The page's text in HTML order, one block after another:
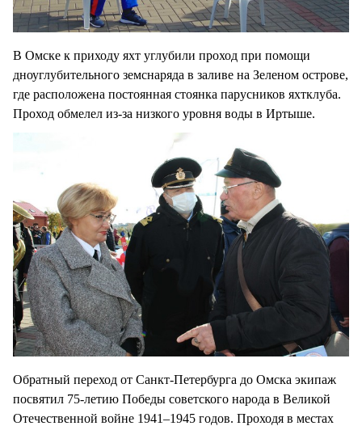
В Омске к приходу яхт углубили проход при помощи
дноуглубительного земснаряда в заливе на Зеленом острове,
где расположена постоянная стоянка парусников яхтклуба.
Проход обмелел из-за низкого уровня воды в Иртыше.
Обратный переход от Санкт-Петербурга до Омска экипаж
посвятил 75-летию Победы советского народа в Великой
Отечественной войне 1941–1945 годов. Проходя в местах